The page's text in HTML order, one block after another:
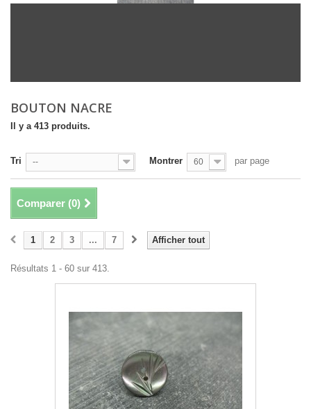
BOUTON NACRE
Il y a 413 produits.
Tri -- Montrer 60 par page
Comparer (0)
Afficher tout
1 2 3 ... 7
Résultats 1 - 60 sur 413.